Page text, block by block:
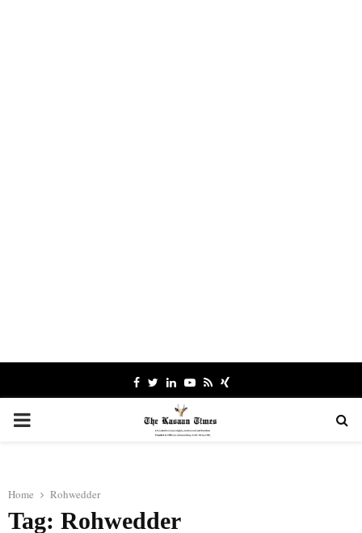
Facebook
TwitterLinkedinYoutube
RssXing
PRIMARY
Home Rohwedder
Tag: Rohwedder